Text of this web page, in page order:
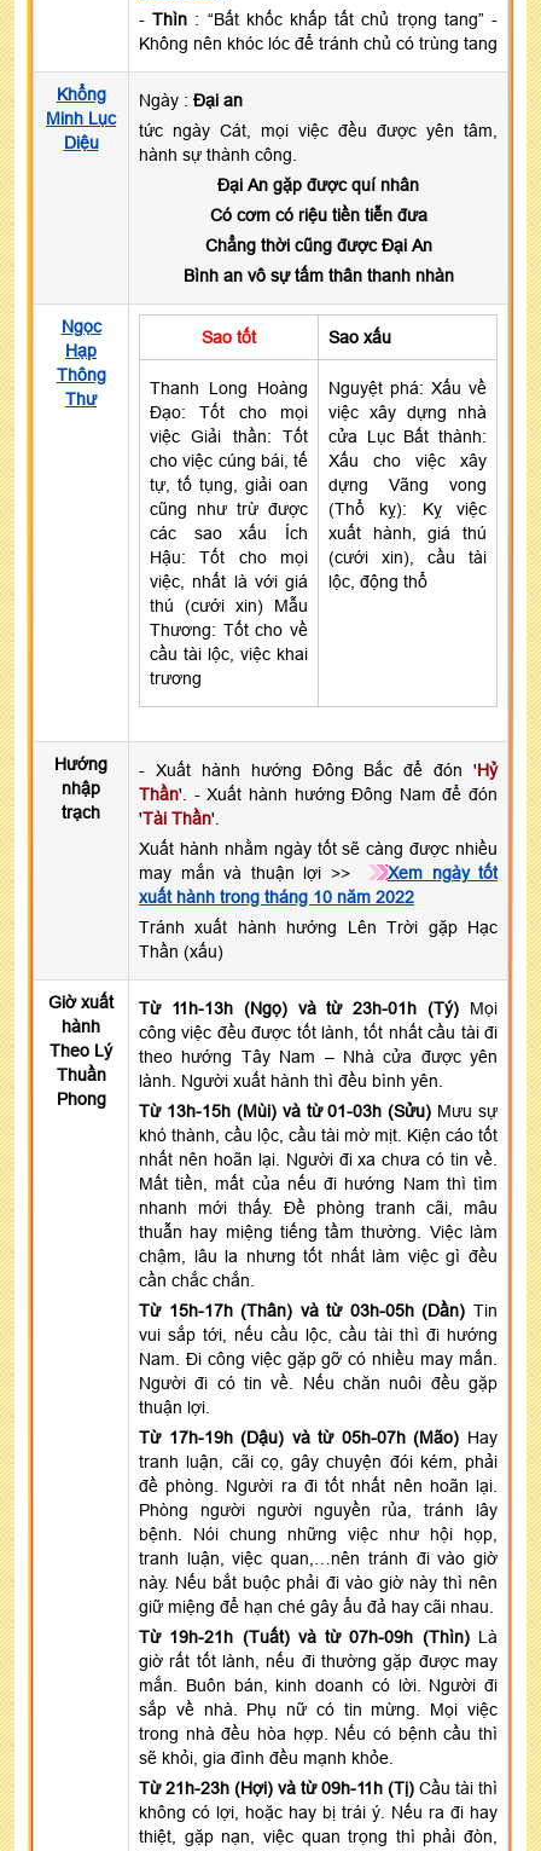
-Thìn : “Bất khốc khấp tất chủ trọng tang” -
Không nên khóc lóc để tránh chủ có trùng tang
Khổng
Minh Lục
Diệu
Ngày : Đại an
tức ngày Cát, mọi việc đều được yên tâm,
hành sự thành công.
Đại An gặp được quí nhân
Có cơm có riệu tiền tiễn đưa
Chẳng thời cũng được Đại An
Bình an vô sự tấm thân thanh nhàn
Ngọc
Hạp
Thông
Thư
Sao tốt Sao xấu
Thanh Long Hoàng
Đạo: Tốt cho mọi
việc Giải thần: Tốt
cho việc cúng bái, tế
tự, tố tụng, giải oan
cũng như trừ được
các sao xấu Ích
Hậu: Tốt cho mọi
việc, nhất là với giá
thú (cưới xin) Mẫu
Thương: Tốt cho về
cầu tài lộc, việc khai
trương
Nguyệt phá: Xấu về
việc xây dựng nhà
cửa Lục Bất thành:
Xấu cho việc xây
dựng Vãng vong
(Thổ kỵ): Kỵ việc
xuất hành, giá thú
(cưới xin), cầu tài
lộc, động thổ
Hướng
nhập
trạch
- Xuất hành hướng Đông Bắc để đón 'Hỷ
Thần'. - Xuất hành hướng Đông Nam để đón
'Tài Thần'.
Xuất hành nhằm ngày tốt sẽ càng được nhiều
may mắn và thuận lợi >>
Xem ngày tốt
xuất hành trong tháng 10 năm 2022
Tránh xuất hành hướng Lên Trời gặp Hạc
Thần (xấu)
Giờ xuất
hành
Theo Lý
Thuần
Phong
Từ 11h-13h (Ngọ) và từ 23h-01h (Tý)
Mọi
công việc đều được tốt lành, tốt nhất cầu tài đi
theo hướng Tây Nam – Nhà cửa được yên
lành. Người xuất hành thì đều bình yên.
Từ 13h-15h (Mùi) và từ 01-03h (Sửu) Mưu sự
khó thành, cầu lộc, cầu tài mờ mịt. Kiện cáo tốt
nhất nên hoãn lại. Người đi xa chưa có tin về.
Mất tiền, mất của nếu đi hướng Nam thì tìm
nhanh mới thấy. Đề phòng tranh cãi, mâu
thuẫn hay miệng tiếng tầm thường. Việc làm
chậm, lâu la nhưng tốt nhất làm việc gì đều
cần chắc chắn.
Từ 15h-17h (Thân) và từ 03h-05h (Dần) Tin
vui sắp tới, nếu cầu lộc, cầu tài thì đi hướng
Nam. Đi công việc gặp gỡ có nhiều may mắn.
Người đi có tin về. Nếu chăn nuôi đều gặp
thuận lợi.
Từ 17h-19h (Dậu) và từ 05h-07h (Mão) Hay
tranh luận, cãi cọ, gây chuyện đói kém, phải
đề phòng. Người ra đi tốt nhất nên hoãn lại.
Phòng người người nguyền rủa, tránh lây
bệnh. Nói chung những việc như hội họp,
tranh luận, việc quan,…nên tránh đi vào giờ
này. Nếu bắt buộc phải đi vào giờ này thì nên
giữ miệng để hạn ché gây ẩu đả hay cãi nhau.
Từ 19h-21h (Tuất) và từ 07h-09h (Thìn) Là
giờ rất tốt lành, nếu đi thường gặp được may
mắn. Buôn bán, kinh doanh có lời. Người đi
sắp về nhà. Phụ nữ có tin mừng. Mọi việc
trong nhà đều hòa hợp. Nếu có bệnh cầu thì
sẽ khỏi, gia đình đều mạnh khỏe.
Từ 21h-23h (Hợi) và từ 09h-11h (Tị) Cầu tài thì
không có lợi, hoặc hay bị trái ý. Nếu ra đi hay
thiệt, gặp nạn, việc quan trọng thì phải đòn,